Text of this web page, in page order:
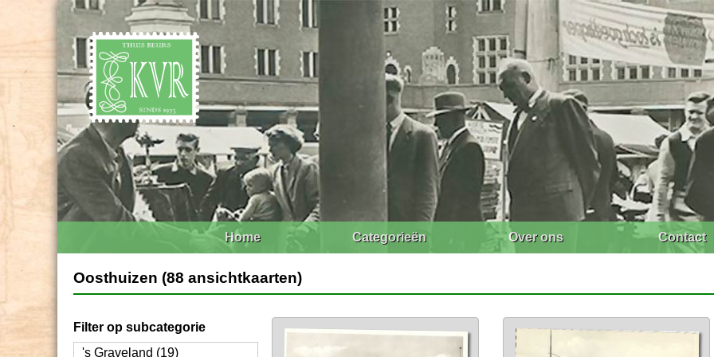
Home Categorieën Over ons Contact
Oosthuizen (88 ansichtkaarten)
Filter op subcategorie
's Graveland (19)